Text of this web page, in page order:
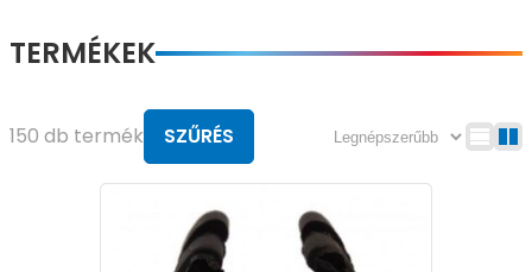
TERMÉKEK
150 db termék SZŰRÉS